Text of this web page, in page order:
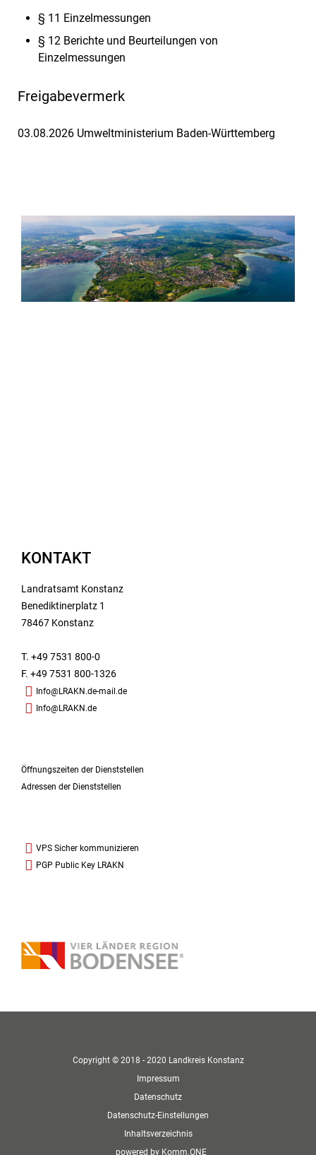
§ 11 Einzelmessungen
§ 12 Berichte und Beurteilungen von
Einzelmessungen
Freigabevermerk
03.08.2026 Umweltministerium Baden-Württemberg
KONTAKT
Landratsamt Konstanz
Benediktinerplatz 1
78467 Konstanz
T. +49 7531 800-0
F. +49 7531 800-1326
Info@LRAKN.de-mail.de
Info@LRAKN.de
Öffnungszeiten der Dienststellen
Adressen der Dienststellen
VPS Sicher kommunizieren
PGP Public Key LRAKN
Copyright © 2018 - 2020 Landkreis Konstanz
Impressum
Datenschutz
Datenschutz-Einstellungen
Inhaltsverzeichnis
powered by Komm.ONE